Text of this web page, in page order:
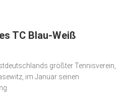
TC Blau-Weiß
größter Tennisverein,
im Januar seinen